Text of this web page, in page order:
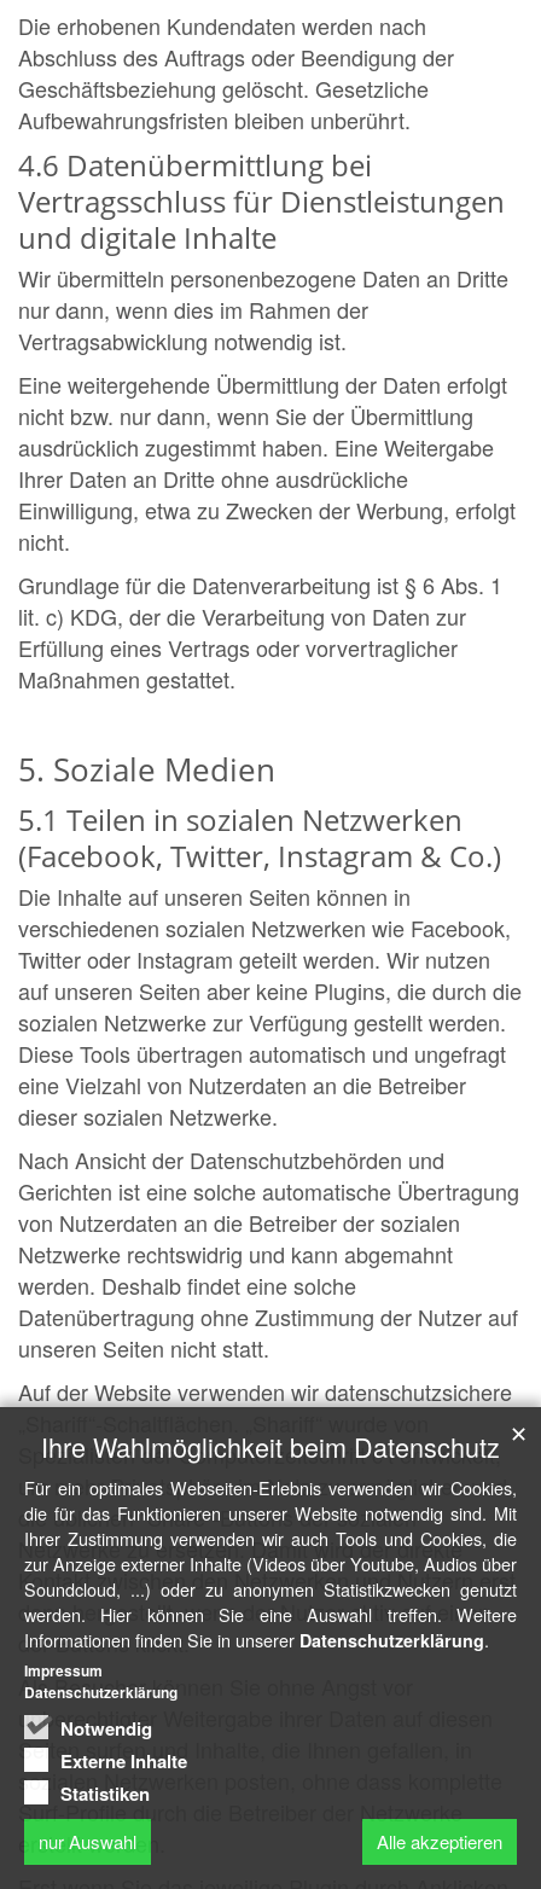
Die erhobenen Kundendaten werden nach
Abschluss des Auftrags oder Beendigung der
Geschäftsbeziehung gelöscht. Gesetzliche
Aufbewahrungsfristen bleiben unberührt.
4.6 Datenübermittlung bei
Vertragsschluss für Dienstleistungen
und digitale Inhalte
Wir übermitteln personenbezogene Daten an Dritte
nur dann, wenn dies im Rahmen der
Vertragsabwicklung notwendig ist.
Eine weitergehende Übermittlung der Daten erfolgt
nicht bzw. nur dann, wenn Sie der Übermittlung
ausdrücklich zugestimmt haben. Eine Weitergabe
Ihrer Daten an Dritte ohne ausdrückliche
Einwilligung, etwa zu Zwecken der Werbung, erfolgt
nicht.
Grundlage für die Datenverarbeitung ist § 6 Abs. 1
lit. c) KDG, der die Verarbeitung von Daten zur
Erfüllung eines Vertrags oder vorvertraglicher
Maßnahmen gestattet.
5. Soziale Medien
5.1 Teilen in sozialen Netzwerken
(Facebook, Twitter, Instagram & Co.)
Die Inhalte auf unseren Seiten können in
verschiedenen sozialen Netzwerken wie Facebook,
Twitter oder Instagram geteilt werden. Wir nutzen
auf unseren Seiten aber keine Plugins, die durch die
sozialen Netzwerke zur Verfügung gestellt werden.
Diese Tools übertragen automatisch und ungefragt
eine Vielzahl von Nutzerdaten an die Betreiber
dieser sozialen Netzwerke.
Nach Ansicht der Datenschutzbehörden und
Gerichten ist eine solche automatische Übertragung
von Nutzerdaten an die Betreiber der sozialen
Netzwerke rechtswidrig und kann abgemahnt
werden. Deshalb findet eine solche
Datenübertragung ohne Zustimmung der Nutzer auf
unseren Seiten nicht statt.
Auf der Website verwenden wir datenschutzsichere
Spezialisten der Computerzeitschrift c’t entwickelt,
um mehr Privatsphäre im Netz zu ermöglichen und
die üblichen “Share”-Buttons der sozialen
Netzwerke zu ersetzen. Damit wird der direkte
Kontakt zwischen den Netzwerken und Nutzern erst
dann hergestellt, wenn der Nutzer aktiv auf einen
der Buttons klickt.
Als Besucher können Sie ohne Angst vor
unberechtigter Weitergabe ihrer Daten auf diesen
Seiten surfen und Inhalte, die Ihnen gefallen, in
sozialen Netzwerken posten, ohne dass komplette
Surf-Profile durch die Betreiber der Netzwerke
erstellt werden.
Ihre Wahlmöglichkeit beim Datenschutz
Für ein optimales Webseiten-Erlebnis verwenden wir Cookies,
die für das Funktionieren unserer Website notwendig sind. Mit
Ihrer Zustimmung verwenden wir auch Tools und Cookies, die
zur Anzeige externer Inhalte (Videos über Youtube, Audios über
Soundcloud, ...) oder zu anonymen Statistikzwecken genutzt
werden. Hier können Sie eine Auswahl treffen. Weitere
Informationen finden Sie in unserer Datenschutzerklärung.
Notwendig
Externe Inhalte
Statistiken
nur Auswahl Alle akzeptieren
✕
Impressum
Datenschutzerklärung